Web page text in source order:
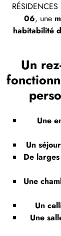
06, une
habitabilité
Un
Une
Un
De
Une
Un
Une